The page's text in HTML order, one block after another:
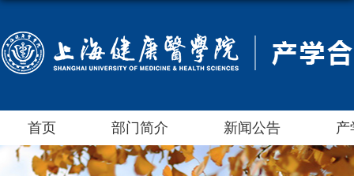
首页 部门简介 新闻公告 产